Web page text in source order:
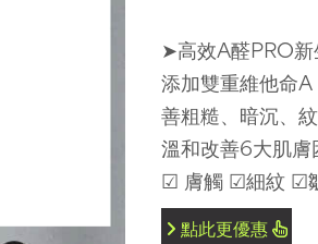
➤高效A醛PRO
添加雙重維他命
善粗糙、暗沉、
溫和改善6大肌膚
☑ 膚觸 ☑細紋 ☑
點此更優惠